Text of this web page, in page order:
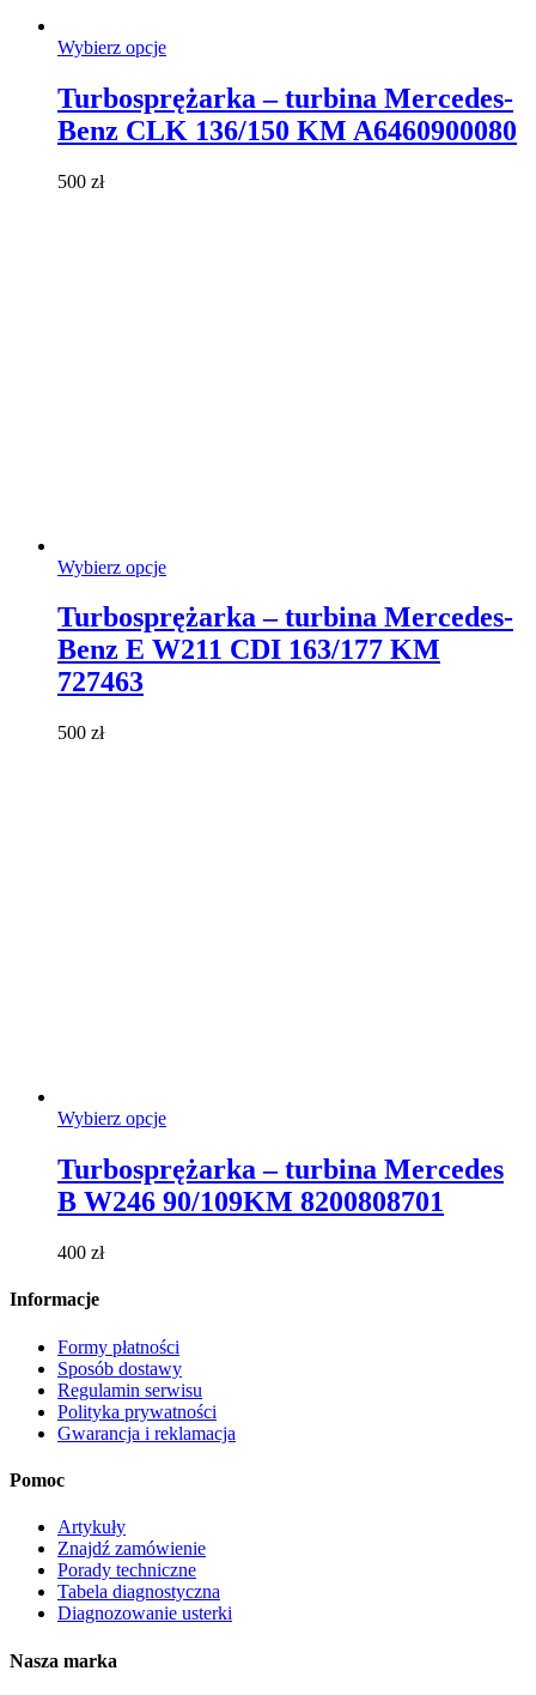
Wybierz opcjeTen
wiele
wariantów.
Turbosprężarka – turbina Mercedes-
Benz CLK 136/150 KM A6460900080
500 zł
Wybierz opcjeTen
ma
wiele
wariantów.
Turbosprężarka – turbina Mercedes-
Benz E W211 CDI 163/177 KM
727463
500 zł
Wybierz opcjeTen
wiele
wariantów.
Turbosprężarka – turbina Mercedes
B W246 90/109KM 8200808701
400 zł
Informacje
Formy płatności
Sposób dostawy
Regulamin serwisu
Polityka prywatności
Gwarancja i reklamacja
Pomoc
Artykuły
Znajdź zamówienie
Porady techniczne
Tabela diagnostyczna
Diagnozowanie usterki
Nasza marka